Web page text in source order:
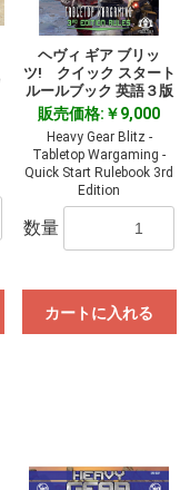
ヘヴィ ギア ブリッ
ツ! クイック スタート
ルールブック 英語３版
販売価格:￥9,000
Heavy Gear Blitz -
Tabletop Wargaming -
Quick Start Rulebook 3rd
Edition
数量
カートに入れる